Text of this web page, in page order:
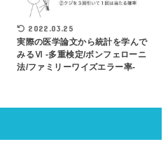
2022.03.25
実際の医学論文から統計を学んで
みるⅥ -多重検定/ボンフェローニ
法/ファミリーワイズエラー率-